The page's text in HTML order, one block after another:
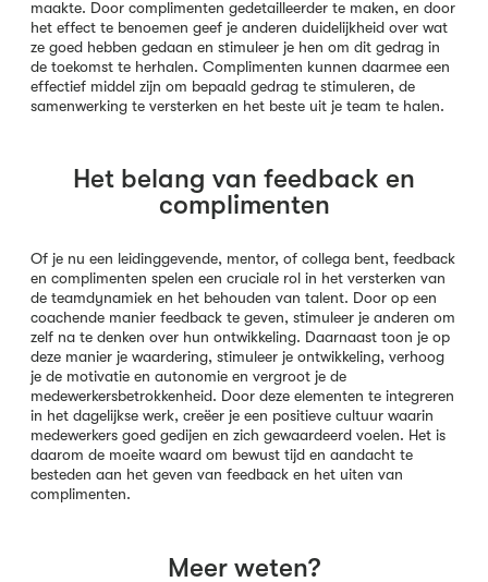
maakte. Door complimenten gedetailleerder te maken, en door
het effect te benoemen geef je anderen duidelijkheid over wat
ze goed hebben gedaan en stimuleer je hen om dit gedrag in
de toekomst te herhalen. Complimenten kunnen daarmee een
effectief middel zijn om bepaald gedrag te stimuleren, de
samenwerking te versterken en het beste uit je team te halen.
Het belang van feedback en
complimenten
Of je nu een leidinggevende, mentor, of collega bent, feedback
en complimenten spelen een cruciale rol in het versterken van
de teamdynamiek en het behouden van talent. Door op een
coachende manier feedback te geven, stimuleer je anderen om
zelf na te denken over hun ontwikkeling. Daarnaast toon je op
deze manier je waardering, stimuleer je ontwikkeling, verhoog
je de motivatie en autonomie en vergroot je de
medewerkersbetrokkenheid. Door deze elementen te integreren
in het dagelijkse werk, creëer je een positieve cultuur waarin
medewerkers goed gedijen en zich gewaardeerd voelen. Het is
daarom de moeite waard om bewust tijd en aandacht te
besteden aan het geven van feedback en het uiten van
complimenten.
Meer weten?